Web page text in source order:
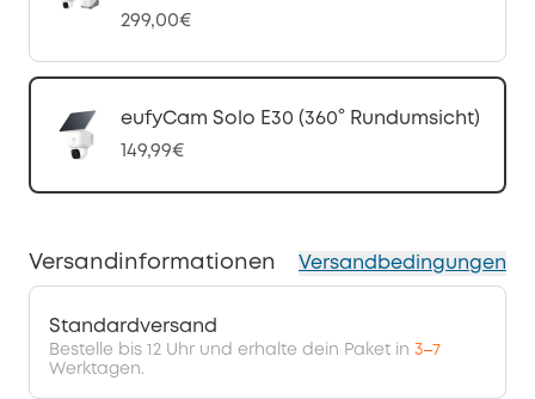
299,00€
eufyCam Solo E30 (360° Rundumsicht)
149,99€
Versandinformationen Versandbedingungen
Standardversand
Bestelle bis 12 Uhr und erhalte dein Paket in 3–7
Werktagen.